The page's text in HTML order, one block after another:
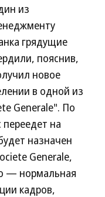
из
грядущие
пояснив,
новое
в одной из
Generale". По
на
назначен
Generale,
— нормальная
кадров,